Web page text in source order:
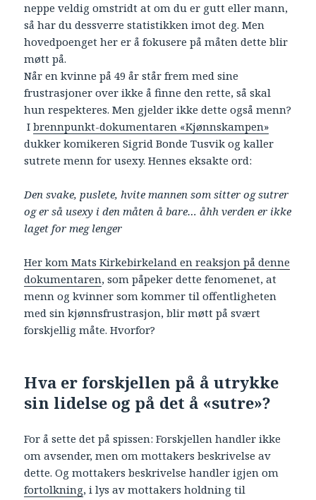
neppe veldig omstridt at om du er gutt eller mann,
så har du dessverre statistikken imot deg. Men
hovedpoenget her er å fokusere på måten dette blir
møtt på.
Når en kvinne på 49 år står frem med sine
frustrasjoner over ikke å finne den rette, så skal
hun respekteres. Men gjelder ikke dette også menn?
Ibrennpunkt-dokumentaren «Kjønnskampen»
dukker komikeren Sigrid Bonde Tusvik og kaller
sutrete menn for usexy. Hennes eksakte ord:
Den svake, puslete, hvite mannen som sitter og sutrer
og er så usexy i den måten å bare… åhh verden er ikke
laget for meg lenger
Her kom Mats Kirkebirkeland en reaksjon på denne
dokumentaren, som påpeker dette fenomenet, at
menn og kvinner som kommer til offentligheten
med sin kjønnsfrustrasjon, blir møtt på svært
forskjellig måte. Hvorfor?
Hva er forskjellen på å utrykke
sin lidelse og på det å «sutre»?
For å sette det på spissen: Forskjellen handler ikke
om avsender, men om mottakers beskrivelse av
dette. Og mottakers beskrivelse handler igjen om
fortolkning, i lys av mottakers holdning til